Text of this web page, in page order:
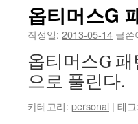
옵티머스G
작성일: 2013-05-14 글쓴
옵티머스G
으로 풀린다.
카테고리: personal | 태그: